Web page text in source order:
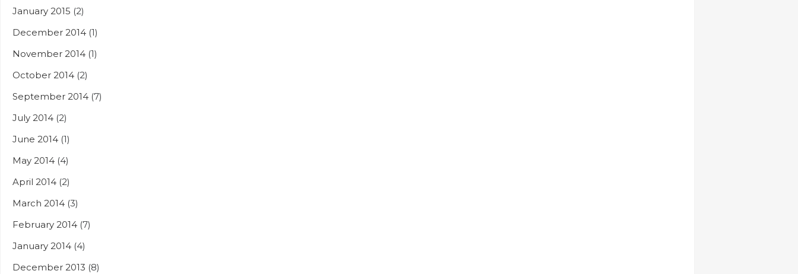
January 2015 (2)
December 2014 (1)
November 2014 (1)
October 2014 (2)
September 2014 (7)
July 2014 (2)
June 2014 (1)
May 2014 (4)
April 2014 (2)
March 2014 (3)
February 2014 (7)
January 2014 (4)
December 2013 (8)